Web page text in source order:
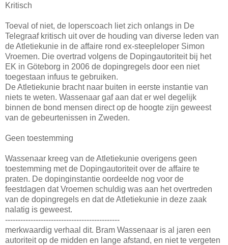
Kritisch
Toeval of niet, de loperscoach liet zich onlangs in De
Telegraaf kritisch uit over de houding van diverse leden van
de Atletiekunie in de affaire rond ex-steepleloper Simon
Vroemen. Die overtrad volgens de Dopingautoriteit bij het
EK in Göteborg in 2006 de dopingregels door een niet
toegestaan infuus te gebruiken.
De Atletiekunie bracht naar buiten in eerste instantie van
niets te weten. Wassenaar gaf aan dat er wel degelijk
binnen de bond mensen direct op de hoogte zijn geweest
van de gebeurtenissen in Zweden.
Geen toestemming
Wassenaar kreeg van de Atletiekunie overigens geen
toestemming met de Dopingautoriteit over de affaire te
praten. De dopinginstantie oordeelde nog voor de
feestdagen dat Vroemen schuldig was aan het overtreden
van de dopingregels en dat de Atletiekunie in deze zaak
nalatig is geweest.
---------------------------------------------
merkwaardig verhaal dit. Bram Wassenaar is al jaren een
autoriteit op de midden en lange afstand, en niet te vergeten